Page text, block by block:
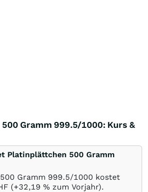
Gramm 999.5/1000: Kurs &
Platinplättchen 500 Gramm
Gramm 999.5/1000 kostet
(+32,19 % zum Vorjahr).